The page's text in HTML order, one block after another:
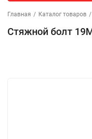
Главная / Каталог товаров /
Стяжной болт